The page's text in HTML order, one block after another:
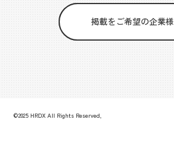
掲載をご希望の企業様
©2025 HRDX All Rights Reserved,